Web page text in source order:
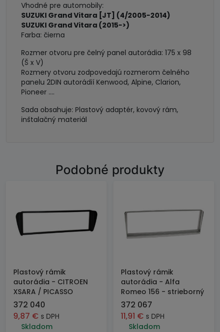
Vhodné pre automobily:
SUZUKI Grand Vitara [JT] (4/2005-2014)
SUZUKI Grand Vitara (2015->)
Farba: čierna
Rozmer otvoru pre čelný panel autorádia: 175 x 98
(Š x V)
Rozmery otvoru zodpovedajú rozmerom čelného
panelu 2DIN autorádií Kenwood, Alpine, Clarion,
Pioneer ....
Sada obsahuje: Plastový adaptér, kovový rám,
inštalačný materiál
Podobné produkty
Plastový rámik
autorádia - CITROEN
XSARA / PICASSO
372 040
9,87 € s DPH
Skladom
Plastový rámik
autorádia - Alfa
Romeo 156 - strieborný
372 067
11,91 € s DPH
Skladom